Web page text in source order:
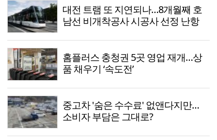
대전 트램 또 지연되나…8개월째 호
남선 비개착공사 시공사 선정 난항
홈플러스 충청권 5곳 영업 재개…상
품 채우기 ‘속도전’
중고차 '숨은 수수료' 없앤다지만…
소비자 부담은 그대로?